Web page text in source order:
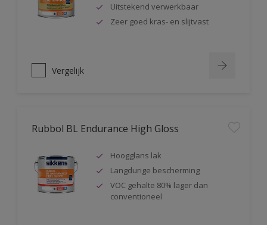
Uitstekend verwerkbaar
Zeer goed kras- en slijtvast
Vergelijk
Rubbol BL Endurance High Gloss
Hoogglans lak
Langdurige bescherming
VOC gehalte 80% lager dan
conventioneel